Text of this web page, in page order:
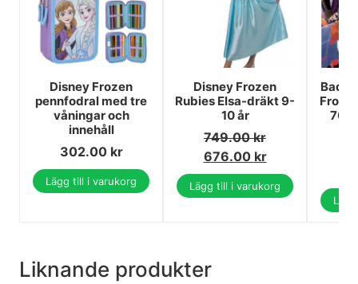
Disney Frozen
pennfodral med tre
våningar och
innehåll
302.00 kr
Lägg till i varukorg
Disney Frozen
Rubies Elsa-dräkt 9-
10 år
749.00kr
676.00 kr
Lägg till i varukorg
Frost
Liknande produkter